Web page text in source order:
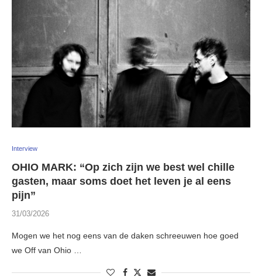
Interview
OHIO MARK: “Op zich zijn we best wel chille
gasten, maar soms doet het leven je al eens
pijn”
31/03/2026
Mogen we het nog eens van de daken schreeuwen hoe goed
we Off van Ohio …